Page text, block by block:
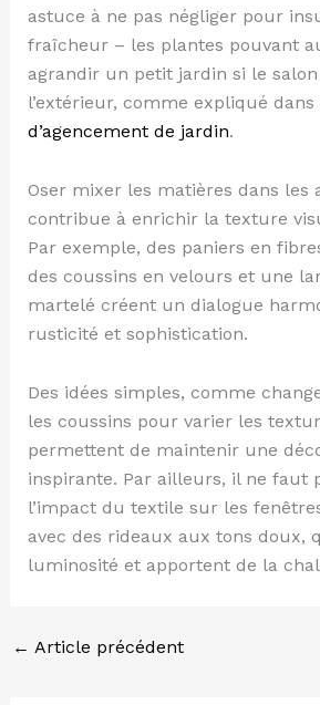
astuce à ne pas négliger pour
fraîcheur – les plantes pouvant
agrandir un petit jardin si le
l’extérieur, comme expliqué dans
d’agencement de jardin.
Oser mixer les matières dans les
contribue à enrichir la texture
Par exemple, des paniers en
des coussins en velours et une
martelé créent un dialogue
rusticité et sophistication.
Des idées simples, comme
les coussins pour varier les
permettent de maintenir une
inspirante. Par ailleurs, il ne faut
l’impact du textile sur les
avec des rideaux aux tons doux,
luminosité et apportent de la
← Article précédent